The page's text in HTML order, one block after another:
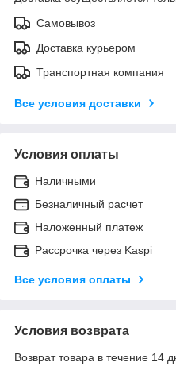
Самовывоз
Доставка курьером
Транспортная компания
Все условия доставки
Условия оплаты
Наличными
Безналичный расчет
Наложенный платеж
Рассрочка через Kaspi
Все условия оплаты
Условия возврата
Возврат товара в течение 14